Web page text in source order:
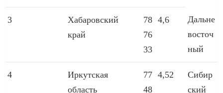
3
Хабаровский
край
78
76
33
4,6
Дальне
восточ
ный
4
Иркутская
область
77
48
4,52
Сибир
ский